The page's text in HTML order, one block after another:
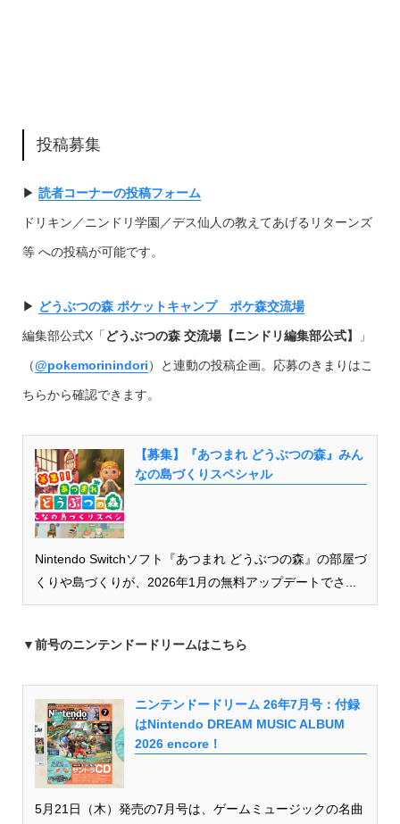
投稿募集
▶︎ 読者コーナーの投稿フォーム
ドリキン／ニンドリ学園／デス仙人の教えてあげるリターンズ
等 への投稿が可能です。
▶︎ どうぶつの森 ポケットキャンプ ポケ森交流場
編集部公式X「 どうぶつの森 交流場【ニンドリ編集部公式】 」
（@pokemorinindori）と連動の投稿企画。応募のきまりはこ
ちらから確認できます。
【募集】『あつまれ どうぶつの森』みん
なの島づくりスペシャル
Nintendo Switchソフト『あつまれ どうぶつの森』の部屋づ
くりや島づくりが、2026年1月の無料アップデートでさ...
▼前号のニンテンドードリームはこちら
ニンテンドードリーム 26年7月号：付録
はNintendo DREAM MUSIC ALBUM
2026 encore！
5月21日（木）発売の7月号は、ゲームミュージックの名曲